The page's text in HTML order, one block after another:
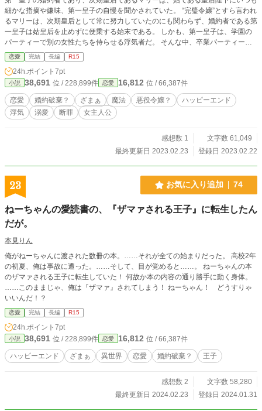
細かな指摘や嫌味、第一皇子の自慢を聞かされていた。 “完璧令嬢”とすら言われ
るマリーは、次期皇后として常に努力していたのにも関わらず、婚約者である第
一皇子は姑皇后を止めずに便乗する始末である。 しかも、第一皇子は、学園の
パーティーで別の女性たちを侍らせる浮気者だ。 そんな中、卒業パーティーが
開催された。そこでも、第一皇子はマリーのエスコートをしてくれない。 その
姿を見た皇后陛下はマリーに激怒し、詰め寄った。 そもそも、皇后は浮気が大
嫌い。愛息子の浮気なんて絶対許せない。まさかの皇后からの第一皇子と泥棒猫
への“ざまぁ”と“断罪”である。 マリーはその後、第二皇子に溺愛されるのであっ
た。 実は、皇后の“嫁いびり”にも裏側があって…… 小説家になろう様にも掲載
しております。
恋愛 完結 長編 R15
24h.ポイント 7pt
小説 38,691 位 / 228,899件 恋愛 16,812 位 / 66,387件
恋愛 婚約破棄？ ざまぁ 魔法 悪役令嬢？
ハッピーエンド
浮気
溺愛 断罪 女主人公
感想数 1
文字数 61,049
最終更新日 2023.02.23
登録日 2023.02.22
23 お気に入り追加 74
ねーちゃんの愛読書の、『ザマァされる王子』に転生したん
だが。
本見りん
俺がねーちゃんに渡された数冊の本。……それが全ての始まりだった。 高校2年
の初夏、俺は事故に遭った。……そして、目が覚めると……。 ねーちゃんの本
のザマァされる王子に転生していた！ 何故か本の内容の通り勝手に動く身体。
……このままじゃ、俺は『ザマァ』されてしまう！ ねーちゃん！ どうすりゃ
いいんだ！？
恋愛 完結 長編 R15
24h.ポイント 7pt
小説 38,691 位 / 228,899件 恋愛 16,812 位 / 66,387件
ハッピーエンド ざまぁ 異世界 恋愛 婚約破棄？ 王子
感想数 2
文字数 58,280
最終更新日 2024.02.23
登録日 2024.01.31